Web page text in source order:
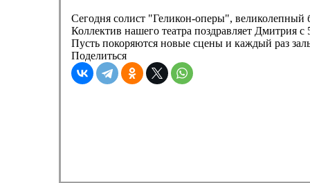
Сегодня солист "Геликон-оперы",
Коллектив нашего театра поздравляет Дмитрия
Пусть покоряются новые сцены и каждый раз
Поделиться